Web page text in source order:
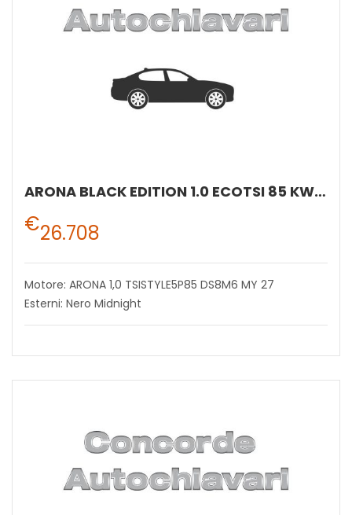
ARONA BLACK EDITION 1.0 ECOTSI 85 KW (115 CV) BENZINA MANUALE 6 MARCE 2WD
€26.708
Motore: ARONA 1,0 TSISTYLE5P85 DS8M6 MY 27
Esterni: Nero Midnight